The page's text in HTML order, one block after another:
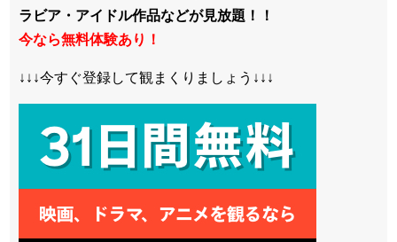
ラビア・アイドル作品などが見放題！！
今なら無料体験あり！
↓↓↓今すぐ登録して観まくりましょう↓↓↓